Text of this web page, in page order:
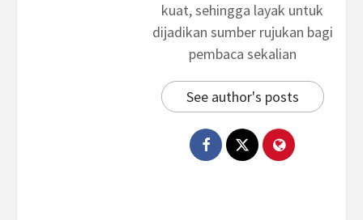
kuat, sehingga layak untuk
dijadikan sumber rujukan bagi
pembaca sekalian
See author's posts